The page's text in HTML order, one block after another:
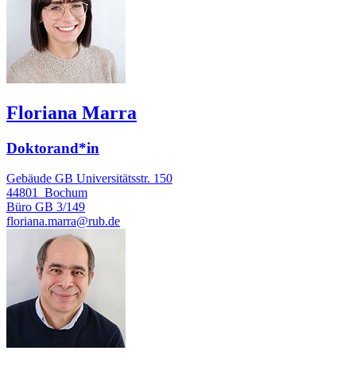
Floriana Marra
Doktorand*in
Gebäude GB Universitätsstr. 150
44801
Bochum
Büro GB 3/149
floriana.marra@rub.de